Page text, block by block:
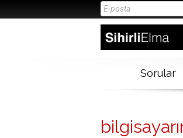
Sorular